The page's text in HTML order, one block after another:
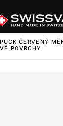
ČERVENÝ
POVRCHY